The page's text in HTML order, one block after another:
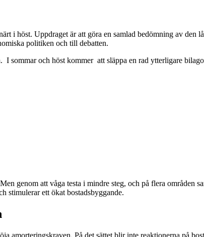
i höst. Uppdraget är att göra en samlad bedömning av
politiken och till debatten.
I sommar och höst kommer att släppa en rad ytterligare
genom att våga testa i mindre steg, och på flera
stimulerar ett ökat bostadsbyggande.
amorteringskraven. På det sättet blir inte reaktionerna på